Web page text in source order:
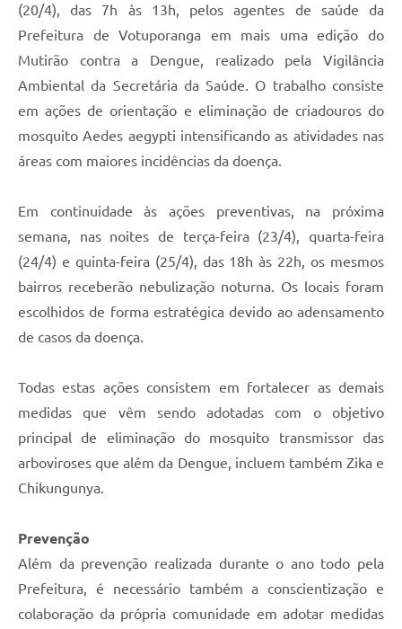
(20/4), das 7h às 13h, pelos agentes de saúde da
Prefeitura de Votuporanga em mais uma edição do
Mutirão contra a Dengue, realizado pela Vigilância
Ambiental da Secretária da Saúde. O trabalho consiste
em ações de orientação e eliminação de criadouros do
mosquito Aedes aegypti intensificando as atividades nas
áreas com maiores incidências da doença.
Em continuidade às ações preventivas, na próxima
semana, nas noites de terça-feira (23/4), quarta-feira
(24/4) e quinta-feira (25/4), das 18h às 22h, os mesmos
bairros receberão nebulização noturna. Os locais foram
escolhidos de forma estratégica devido ao adensamento
de casos da doença.
Todas estas ações consistem em fortalecer as demais
medidas que vêm sendo adotadas com o objetivo
principal de eliminação do mosquito transmissor das
arboviroses que além da Dengue, incluem também Zika e
Chikungunya.
Prevenção
Além da prevenção realizada durante o ano todo pela
Prefeitura, é necessário também a conscientização e
colaboração da própria comunidade em adotar medidas